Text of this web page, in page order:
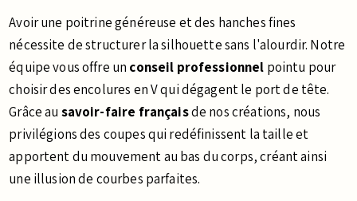
Avoir une poitrine généreuse et des hanches fines
nécessite de structurer la silhouette sans l'alourdir. Notre
équipe vous offre un conseil professionnel pointu pour
choisir des encolures en V qui dégagent le port de tête.
Grâce au savoir-faire françaisde nos créations, nous
privilégions des coupes qui redéfinissent la taille et
apportent du mouvement au bas du corps, créant ainsi
une illusion de courbes parfaites.